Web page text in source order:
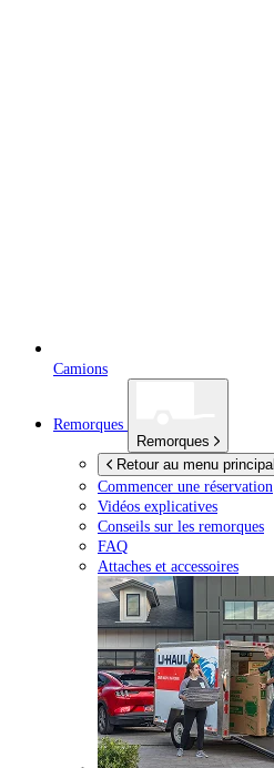
Camions
Remorques
Remorques
Retour au menu principal
Commencer une réservation
Vidéos explicatives
Conseils sur les remorques
FAQ
Attaches et accessoires